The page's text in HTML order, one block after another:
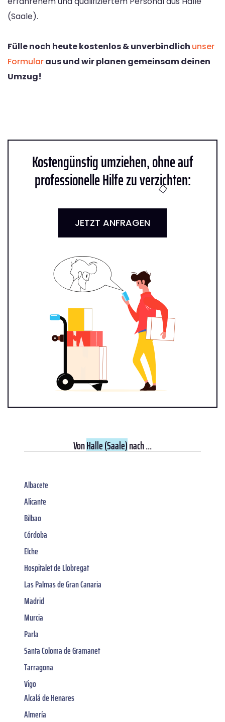
(Saale).
Fülle noch heute kostenlos & unverbindlich unser
Formularaus und wir planen gemeinsam deinen
Umzug!
Kostengünstig umziehen, ohne auf
professionelle Hilfe zu verzichten:
JETZT ANFRAGEN
VonHalle (Saale)nach ...
Albacete
Alicante
Bilbao
Córdoba
Elche
Hospitalet de Llobregat
Las Palmas de Gran Canaria
Madrid
Murcia
Parla
Santa Coloma de Gramanet
Tarragona
Vigo
Alcalá de Henares
Almería